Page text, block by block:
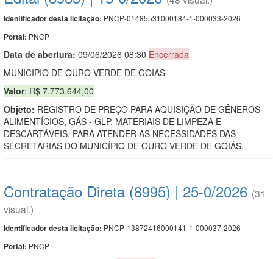
Identificador desta licitação: PNCP-01485531000184-1-000033-2026
Portal: PNCP
Data de abertura: 09/06/2026 08:30 Encerrada
MUNICIPIO DE OURO VERDE DE GOIAS
Valor: R$ 7.773.644,00
Objeto: REGISTRO DE PREÇO PARA AQUISIÇÃO DE GÊNEROS
ALIMENTÍCIOS, GÁS - GLP, MATERIAIS DE LIMPEZA E
DESCARTÁVEIS, PARA ATENDER AS NECESSIDADES DAS
SECRETARIAS DO MUNICÍPIO DE OURO VERDE DE GOIÁS.
Contratação Direta (8995) | 25-0/2026 (31
visual.)
Identificador desta licitação: PNCP-13872416000141-1-000037-2026
Portal: PNCP